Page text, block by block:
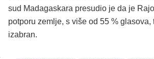
sud Madagaskara presudio je da je
potporu zemlje, s više od 55 % glasova,
izabran.